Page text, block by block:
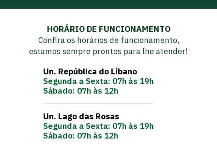
HORÁRIO DE FUNCIONAMENTO
Confira os horários de funcionamento,
estamos sempre prontos para lhe atender!
Un. República do Líbano
Segunda a Sexta: 07h às 19h
Sábado: 07h às 12h
Un. Lago das Rosas
Segunda a Sexta: 07h às 19h
Sábado: 07h às 12h